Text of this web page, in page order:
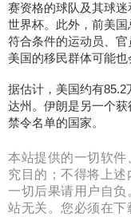
赛资格的球队及其球
世界杯。此外，前美
符合条件的运动员、
美国的移民群体可能也
据估计，美国约有
达州。伊朗是另一个
禁令名单的国家。
本站提供的一切软
究目的；不得将上述
一切后果请用户自
站无关。您必须在